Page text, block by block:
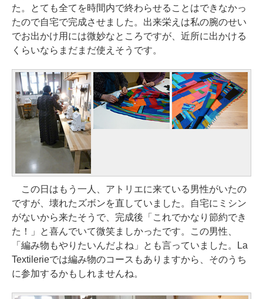
た。とても全てを時間内で終わらせることはできなかっ
たので自宅で完成させました。出来栄えは私の腕のせい
でお出かけ用には微妙なところですが、近所に出かける
くらいならまだまだ使えそうです。
この日はもう一人、アトリエに来ている男性がいたの
ですが、壊れたズボンを直していました。自宅にミシン
がないから来たそうで、完成後「これでかなり節約でき
た！」と喜んでいて微笑ましかったです。この男性、
「編み物もやりたいんだよね」とも言っていました。La
Textilerieでは編み物のコースもありますから、そのうち
に参加するかもしれませんね。